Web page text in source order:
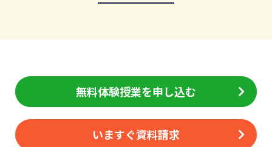
無料体験授業を申し込む
いますぐ資料請求